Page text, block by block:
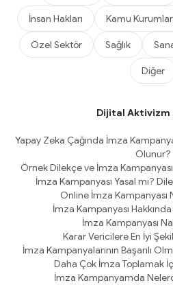
İnsan Hakları Kamu
Özel Sektör Sağlık
Diğer
Dijital Aktivizm
Yapay Zeka Çağında İmza
Olunur?
Örnek Dilekçe ve İmza
İmza Kampanyası Yasal mı?
Online İmza Kampanyası
İmza Kampanyası
İmza Kampanyası
Karar Vericilere En İyi
İmza Kampanyalarının Başarılı
Daha Çok İmza Toplamak
İmza Kampanyamda